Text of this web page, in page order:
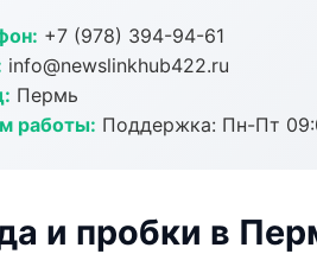
+7 (978) 394-94-61
info@newslinkhub422.ru
Пермь
работы: Поддержка: Пн-Пт
и пробки в